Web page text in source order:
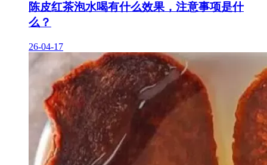
陈皮红茶泡水喝有什么效果，注意事项是什
么？
26-04-17